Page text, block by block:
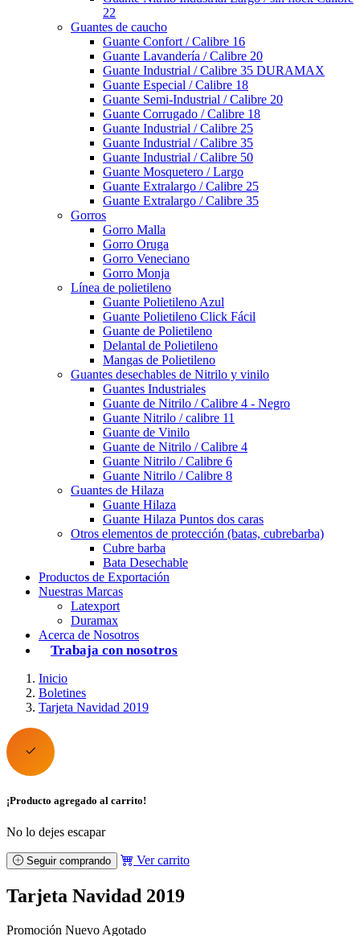
22
Guantes de caucho
Guante Confort / Calibre 16
Guante Lavandería / Calibre 20
Guante Industrial / Calibre 35 DURAMAX
Guante Especial / Calibre 18
Guante Semi-Industrial / Calibre 20
Guante Corrugado / Calibre 18
Guante Industrial / Calibre 25
Guante Industrial / Calibre 35
Guante Industrial / Calibre 50
Guante Mosquetero / Largo
Guante Extralargo / Calibre 25
Guante Extralargo / Calibre 35
Gorros
Gorro Malla
Gorro Oruga
Gorro Veneciano
Gorro Monja
Línea de polietileno
Guante Polietileno Azul
Guante Polietileno Click Fácil
Guante de Polietileno
Delantal de Polietileno
Mangas de Polietileno
Guantes desechables de Nitrilo y vinilo
Guantes Industriales
Guante de Nitrilo / Calibre 4 - Negro
Guante Nitrilo / calibre 11
Guante de Vinilo
Guante de Nitrilo / Calibre 4
Guante Nitrilo / Calibre 6
Guante Nitrilo / Calibre 8
Guantes de Hilaza
Guante Hilaza
Guante Hilaza Puntos dos caras
Otros elementos de protección (batas, cubrebarba)
Cubre barba
Bata Desechable
Productos de Exportación
Nuestras Marcas
Latexport
Duramax
Acerca de Nosotros
Trabaja con nosotros
Inicio
Boletines
Tarjeta Navidad 2019
¡Producto agregado al carrito!
No lo dejes escapar
Seguir comprando Ver carrito
Tarjeta Navidad 2019
Promoción Nuevo Agotado